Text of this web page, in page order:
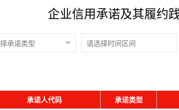
企业信用承诺及其履约
承诺人代码 承诺类型